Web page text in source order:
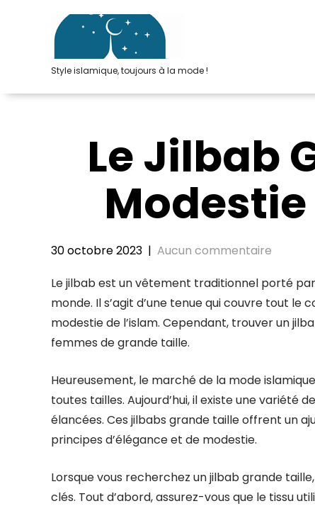
Style islamique, toujours à la mode !
Le Jilbab
30 octobre 2023 | Aucun commentaire
Le jilbab est un vêtement traditionnel porté
monde. Il s’agit d’une tenue qui couvre tout
modestie de l’islam. Cependant, trouver un
femmes de grande taille.
Heureusement, le marché de la mode
toutes tailles. Aujourd’hui, il existe une variété
élancées. Ces jilbabs grande taille offrent un
principes d’élégance et de modestie.
Lorsque vous recherchez un jilbab grande
clés. Tout d’abord, assurez-vous que le tissu